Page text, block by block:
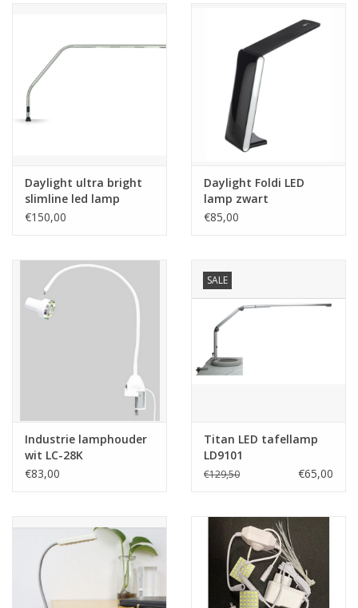
Daylight ultra bright
slimline led lamp
E35127
€150,00
Daylight Foldi LED
lamp zwart
€85,00
Industrie lamphouder
wit LC-28K
€83,00
SALE
Titan LED tafellamp
LD9101
€129,50 €65,00